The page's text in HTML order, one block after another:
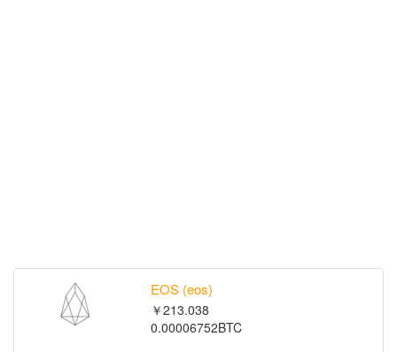
EOS (eos)
￥213.038
0.00006752BTC